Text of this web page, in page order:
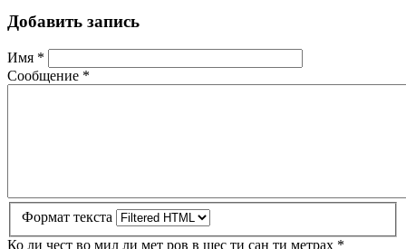
Добавить запись
Имя *
Сообщение *
Формат текста
Ко ли чест во мил ли мет ров в шес ти сан ти метрах *